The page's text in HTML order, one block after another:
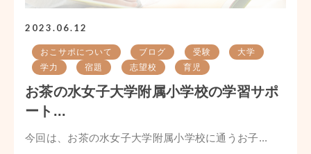
2023.06.12
おこサポについて ブログ 受験
大学
学力
宿題 志望校 育児
お茶の水女子大学附属小学校の学習サポ
ート...
今回は、お茶の水女子大学附属小学校に通うお子...